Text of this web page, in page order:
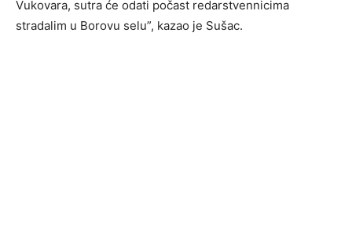
Vukovara, sutra će odati počast redarstvennicima
stradalim u Borovu selu”, kazao je Sušac.